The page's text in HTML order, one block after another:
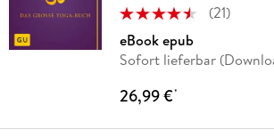
(21)
eBook epub
Sofort lieferbar
26,99 €*